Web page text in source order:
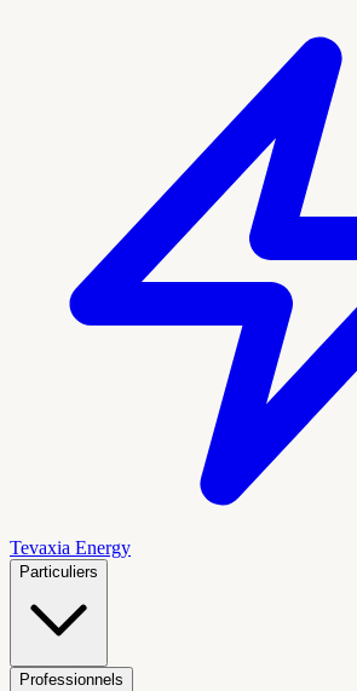
Tevaxia Energy
Particuliers
Professionnels